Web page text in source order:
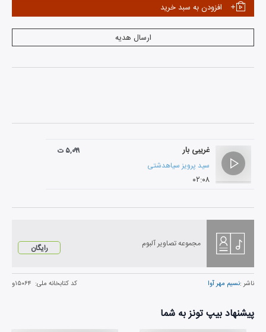
افزودن به سبد خرید
ارسال هدیه
غریبی بار
سید پرویز سیاهدشتی
۰۲:۰۸
۵,۰۹۹ ت
مجموعه تصاویر آلبوم رایگان
ناشر :نسیم مهر آوا کد کتابخانه ملی: ۱۵۰۶۴و
پیشنهاد بیپ تونز به شما